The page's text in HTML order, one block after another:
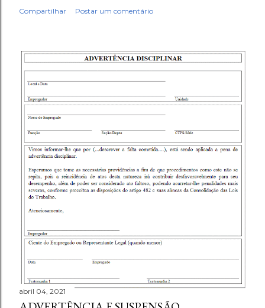
Compartilhar Postar um comentário
abril 04, 2021